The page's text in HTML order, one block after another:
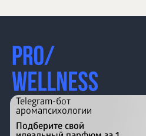
Telegram-бот
аромапсихологии
Подберите свой